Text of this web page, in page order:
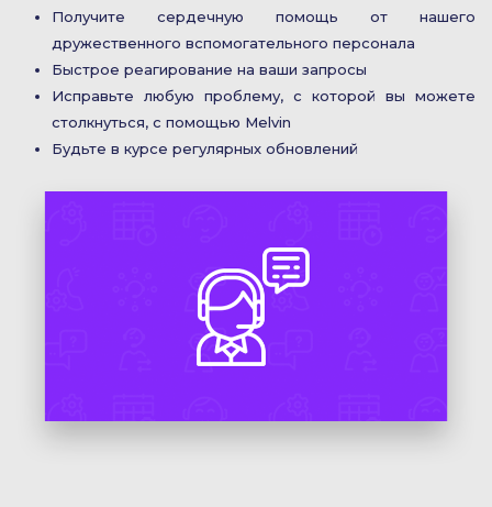
Получите сердечную помощь от нашего
дружественного вспомогательного персонала
Быстрое реагирование на ваши запросы
Исправьте любую проблему, с которой вы можете
столкнуться, с помощью Melvin
Будьте в курсе регулярных обновлений